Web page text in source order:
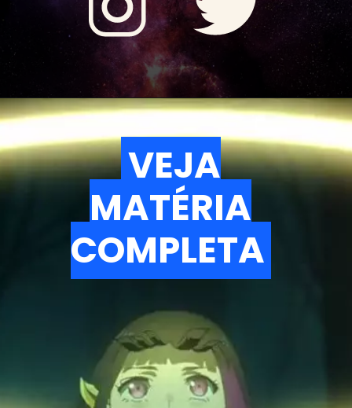
VEJA
MATÉRIA
COMPLETA
VEJA
MATÉRIA
COMPLETA